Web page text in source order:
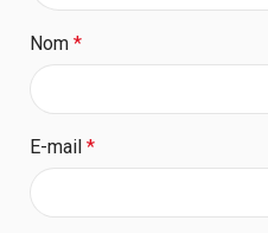
Nom *
E-mail *